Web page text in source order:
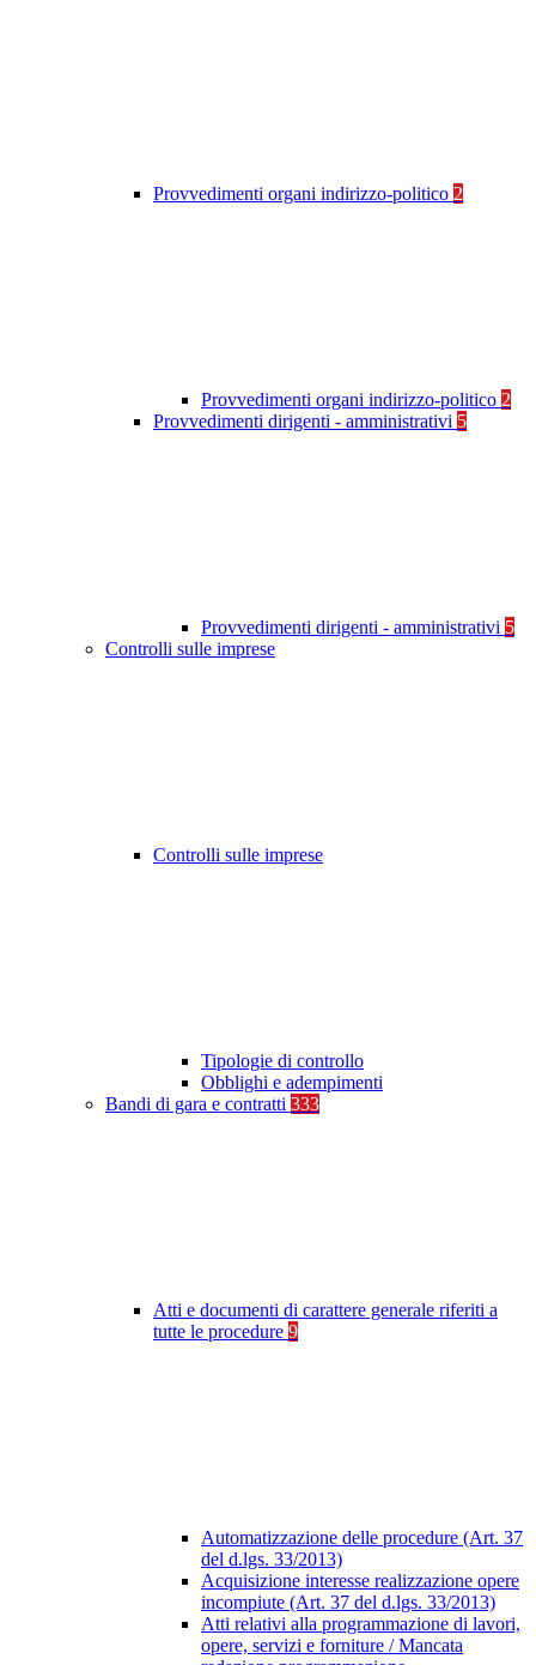
Provvedimenti organi indirizzo-politico 2
Provvedimenti organi indirizzo-politico 2
Provvedimenti dirigenti - amministrativi 5
Provvedimenti dirigenti - amministrativi 5
Controlli sulle imprese
Controlli sulle imprese
Tipologie di controllo
Obblighi e adempimenti
Bandi di gara e contratti 333
Atti e documenti di carattere generale riferiti a
tutte le procedure 9
Automatizzazione delle procedure (Art. 37
del d.lgs. 33/2013)
Acquisizione interesse realizzazione opere
incompiute (Art. 37 del d.lgs. 33/2013)
Atti relativi alla programmazione di lavori,
opere, servizi e forniture / Mancata